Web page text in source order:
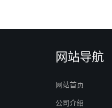
网站导航
网站首页
公司介绍